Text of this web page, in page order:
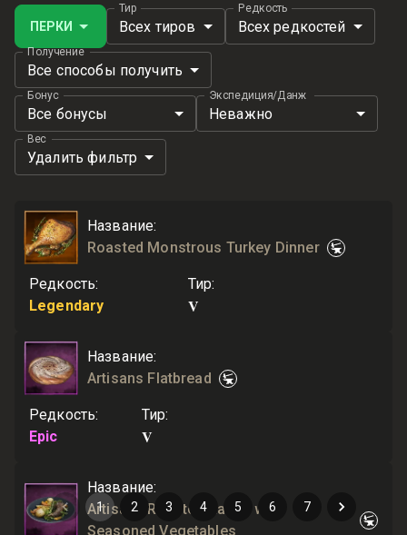
ПЕРКИ
Тир
Всех тиров
Редкость
Всех редкостей
Получение
Все способы получить
Бонус
Все бонусы
Экспедиция/Данж
Неважно
Вес
Удалить фильтр
Название:
Roasted Monstrous Turkey Dinner
Редкость:
Legendary
Тир:
V
Название:
Artisans Flatbread
Редкость:
Epic
Тир:
V
Название:
Artisans Roasted Rabbit with
Seasoned Vegetables
1 2 3 4 5 6 7